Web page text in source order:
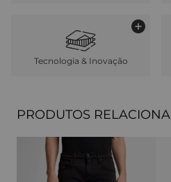
Tecnologia & Inovação
PRODUTOS